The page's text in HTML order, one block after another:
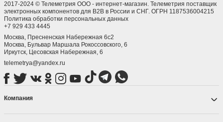
2017-2024 © Телеметрия ООО - интернет-магазин. Телеметрия поставщик
электронных компонентов для B2B в России и СНГ. ОГРН 1187536004215
Политика обработки персональных данных
+7 929 433 4445
Москва, Пресненская Набережная 6с2
Москва, ​Бульвар Маршала Рокоссовского, 6
Иркутск, ​Цесовская Набережная, 6
telemetrya@yandex.ru
Компания